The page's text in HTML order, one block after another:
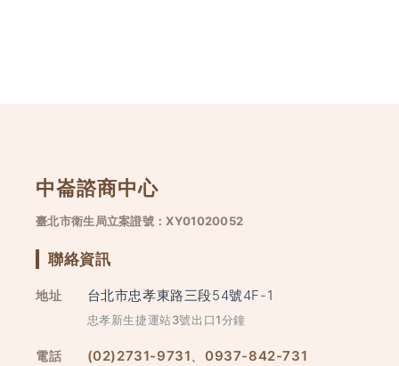
中崙諮商中心
臺北市衛生局立案證號：XY01020052
聯絡資訊
地址 台北市忠孝東路三段54號4F-1
忠孝新生捷運站3號出口1分鐘
電話 (02)2731-9731、0937-842-731